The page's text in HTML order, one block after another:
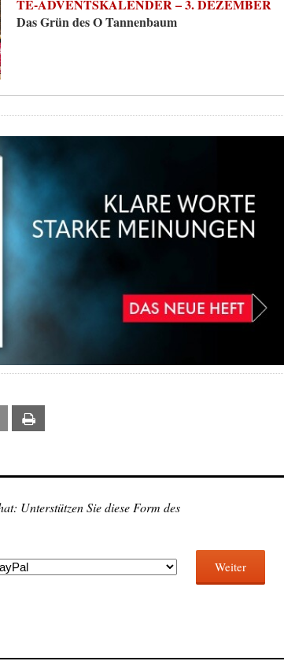
TE-ADVENTSKALENDER – 3. DEZEMBER
Das Grün des O Tannenbaum
Email
Unterstützen Sie diese Form des
Weiter